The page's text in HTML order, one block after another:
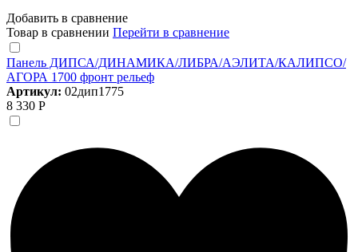
Добавить в сравнение
Товар в сравнении Перейти в сравнение
Панель ДИПСА/ДИНАМИКА/ЛИБРА/АЭЛИТА/КАЛИПСО/
АГОРА 1700 фронт рельеф
Артикул: 02дип1775
8 330 Р